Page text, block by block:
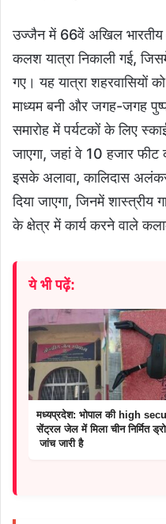
उज्जैन में 66वें अखिल भारतीय
कलश यात्रा निकाली गई,
गए। यह यात्रा शहरवासियों
माध्यम बनी और जगह-जगह पुष्प
समारोह में पर्यटकों के लिए
जाएगा, जहां वे 10 हजार
इसके अलावा, कालिदास
दिया जाएगा, जिनमें
के क्षेत्र में कार्य करने वाले
ये भी पढ़ें:
मध्यप्रदेश: भोपाल की high
सेंट्रल जेल में मिला चीन निर्मित
जांच जारी है